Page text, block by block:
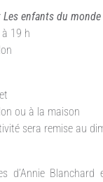
Les enfants du monde
19 h
ou à la maison
sera remise au
d’Annie